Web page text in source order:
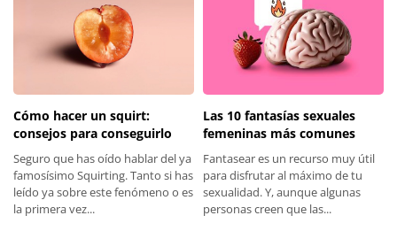
Cómo hacer un squirt:
consejos para conseguirlo
Seguro que has oído hablar del ya
famosísimo Squirting. Tanto si has
leído ya sobre este fenómeno o es
la primera vez...
Las 10 fantasías sexuales
femeninas más comunes
Fantasear es un recurso muy útil
para disfrutar al máximo de tu
sexualidad. Y, aunque algunas
personas creen que las...